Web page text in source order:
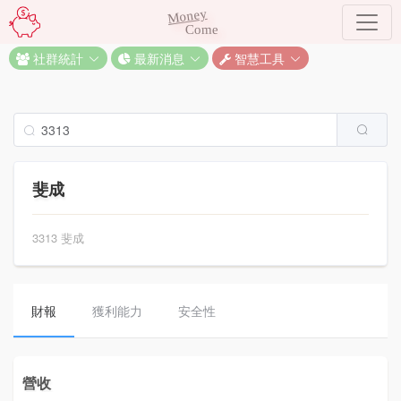
Money
Come
社群統計 最新消息 智慧工具
斐成
3313 斐成
財報 獲利能力 安全性
營收